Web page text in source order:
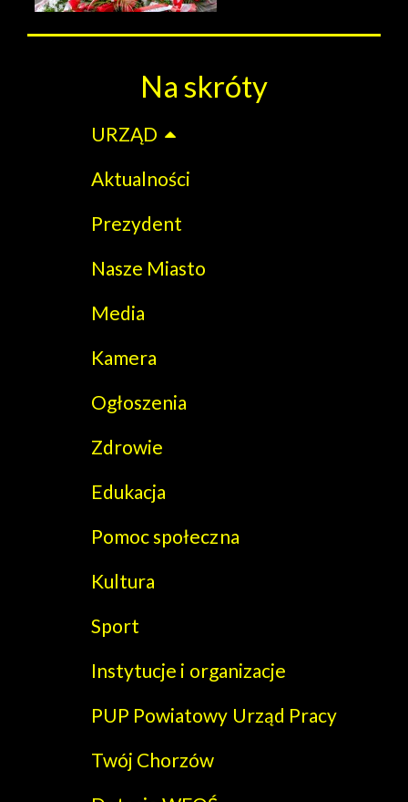
Na skróty
URZĄD
Aktualności
Prezydent
Nasze Miasto
Media
Kamera
Ogłoszenia
Zdrowie
Edukacja
Pomoc społeczna
Kultura
Sport
Instytucje i organizacje
PUP Powiatowy Urząd Pracy
Twój Chorzów